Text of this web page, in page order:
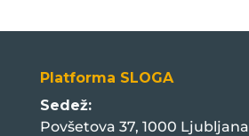
Platforma SLOGA
Sedež:
Povšetova 37, 1000 Ljubljana